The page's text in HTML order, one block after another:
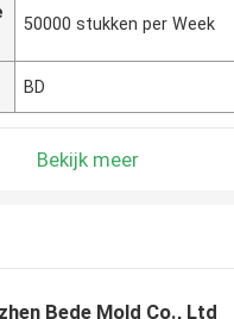
50000 stukken per Week
BD
Bekijk meer
Bede Mold Co., Ltd